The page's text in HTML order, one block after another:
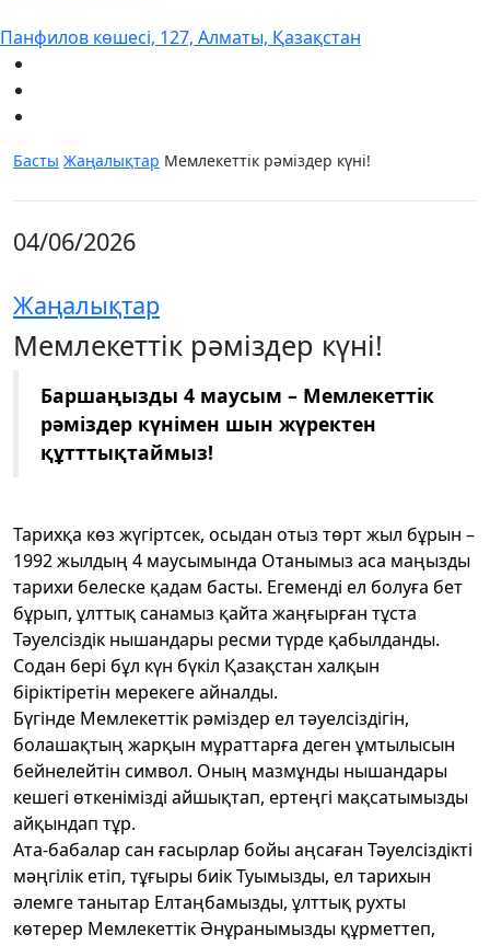
Панфилов көшесі, 127, Алматы, Қазақстан
Басты Жаңалықтар Мемлекеттік рәміздер күні!
04/06/2026
Жаңалықтар
Мемлекеттік рәміздер күні!
Баршаңызды 4 маусым – Мемлекеттік
рәміздер күнімен шын жүректен
құтттықтаймыз!
Тарихқа көз жүгіртсек, осыдан отыз төрт жыл бұрын –
1992 жылдың 4 маусымында Отанымыз аса маңызды
тарихи белеске қадам басты. Егеменді ел болуға бет
бұрып, ұлттық санамыз қайта жаңғырған тұста
Тәуелсіздік нышандары ресми түрде қабылданды.
Содан бері бұл күн бүкіл Қазақстан халқын
біріктіретін мерекеге айналды.
Бүгінде Мемлекеттік рәміздер ел тәуелсіздігін,
болашақтың жарқын мұраттарға деген ұмтылысын
бейнелейтін символ. Оның мазмұнды нышандары
кешегі өткенімізді айшықтап, ертеңгі мақсатымызды
айқындап тұр.
Ата-бабалар сан ғасырлар бойы аңсаған Тәуелсіздікті
мәңгілік етіп, тұғыры биік Туымызды, ел тарихын
әлемге танытар Елтаңбамызды, ұлттық рухты
көтерер Мемлекеттік Әнұранымызды құрметтеп,